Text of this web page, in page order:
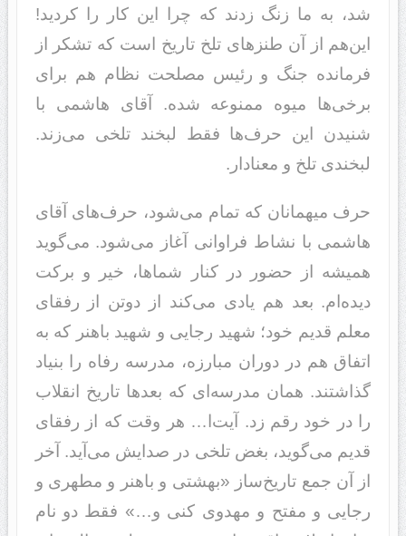
شد، به ما زنگ زدند که چرا این کار را کردید!
این‌هم از آن طنزهای تلخ تاریخ است که تشکر از
فرمانده جنگ و رئیس مصلحت نظام هم برای
برخی‌ها میوه ممنوعه شده. آقای هاشمی با
شنیدن این حرف‌ها فقط لبخند تلخی می‌زند.
لبخندی تلخ و معنادار.
حرف میهمانان که تمام می‌شود، حرف‌های آقای
هاشمی با نشاط فراوانی آغاز می‌شود. می‌گوید
همیشه از حضور در کنار شماها، خیر و برکت
دیده‌ام. بعد هم یادی می‌کند از دوتن از رفقای
معلم قدیم خود؛ شهید رجایی و شهید باهنر که به
اتفاق هم در دوران مبارزه، مدرسه رفاه را بنیاد
گذاشتند. همان مدرسه‌ای که بعدها تاریخ انقلاب
را در خود رقم زد. آیت‌ا… هر وقت که از رفقای
قدیم می‌گوید، بغض تلخی در صدایش می‌آید. آخر
از آن جمع تاریخ‌ساز «بهشتی و باهنر و مطهری و
رجایی و مفتح و مهدوی کنی و…» فقط دو نام